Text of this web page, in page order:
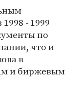
- 1999
по
что и
в
и биржевым